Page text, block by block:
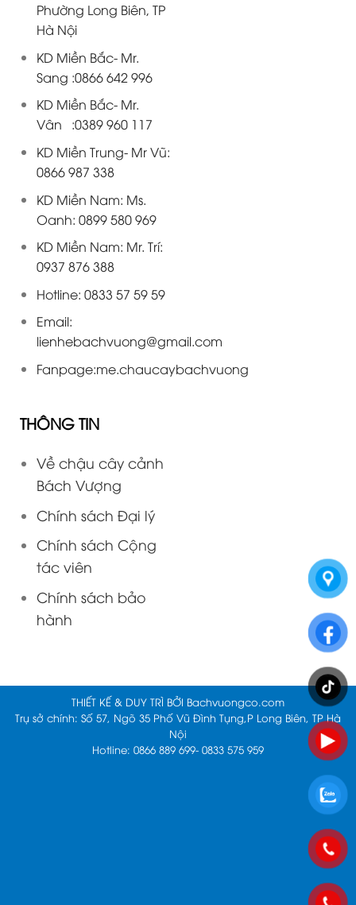
Phường Long Biên, TP
Hà Nội
KD Miền Bắc- Mr.
Sang :0866 642 996
KD Miền Bắc- Mr.
Vân :0389 960 117
KD Miền Trung- Mr Vũ:
0866 987 338
KD Miền Nam: Ms.
Oanh: 0899 580 969
KD Miền Nam: Mr. Trí:
0937 876 388
Hotline: 0833 57 59 59
Email:
lienhebachvuong@gmail.com
Fanpage:me.chaucaybachvuong
THÔNG TIN
Về chậu cây cảnh
Bách Vượng
Chính sách Đại lý
Chính sách Cộng
tác viên
Chính sách bảo
hành
THIẾT KẾ & DUY TRÌ BỞI Bachvuongco.com
Trụ sở chính: Số 57, Ngõ 35 Phố Vũ Đình Tụng,P Long Biên, TP Hà
Nội
Hotline: 0866 889 699- 0833 575 959